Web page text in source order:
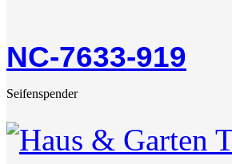
NC-7633-919
Seifenspender